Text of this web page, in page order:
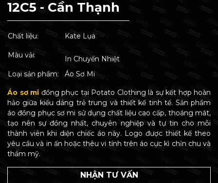
12C5 - Cần Thạnh
Chất liệu: Kate Lụa
Màu vải:
In Chuyển Nhiệt
Loại sản phẩm:
Áo Sơ Mi
Áo sơ mi đồng phục tại Potato Clothing là sự kết hợp hoàn
hảo giữa kiểu dáng trẻ trung và thiết kế tinh tế. Sản phẩm
áo đồng phục sơ mi sử dụng chất liệu cao cấp, thoáng mát,
tạo nên sự đồng nhất, chuyên nghiệp và tự tin cho mỗi
thành viên khi diện chiếc áo này. Logo được thiết kế theo
yêu cầu và in ấn hoặc thêu vi tính trên áo cực kì chỉn chu và
thẩm mỹ.
NHẬN TƯ VẤN